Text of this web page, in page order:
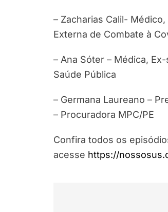
– Zacharias Calil-
Externa de Combate à
– Ana Sóter – Médica,
Saúde Pública
– Germana Laureano –
– Procuradora MPC/PE
Confira todos os
acesse https://